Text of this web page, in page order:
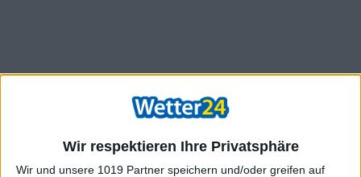
Wir respektieren Ihre Privatsphäre
Wir und unsere 1019 Partner speichern und/oder greifen auf